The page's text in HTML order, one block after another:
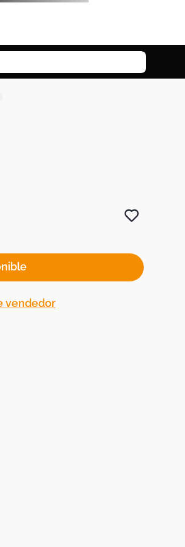
vendedor